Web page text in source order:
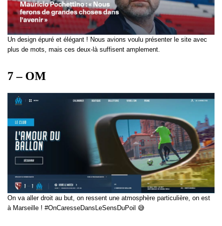
Un design épuré et élégant ! Nous avions voulu présenter le site avec
plus de mots, mais ces deux-là suffisent amplement.
7 – OM
On va aller droit au but, on ressent une atmosphère particulière, on est
à Marseille ! #OnCaresseDansLeSensDuPoil 😅